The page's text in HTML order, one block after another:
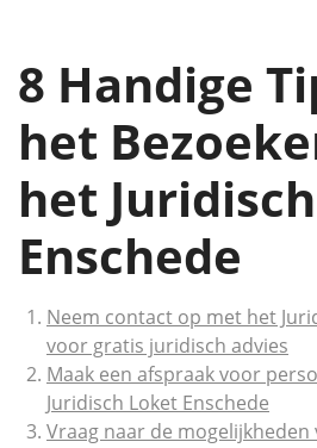
8 Handige
het
het
Enschede
Neem contact op met het
voor gratis juridisch advies
Maak een afspraak voor
Juridisch Loket Enschede
Vraag naar de